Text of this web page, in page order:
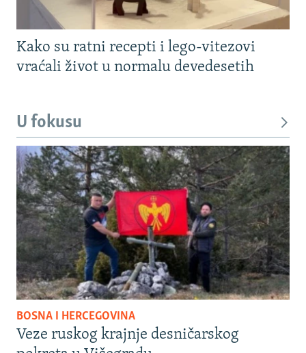
Kako su ratni recepti i lego-vitezovi
vraćali život u normalu devedesetih
U fokusu
BOSNA I HERCEGOVINA
Veze ruskog krajnje desničarskog